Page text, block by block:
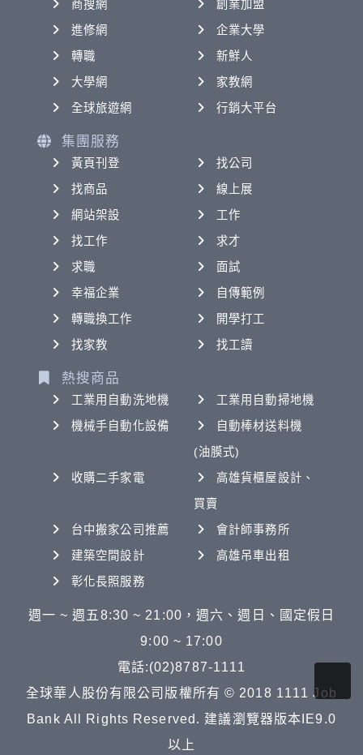
商搜網
創業加盟
進修網
企業大學
轉職
新鮮人
大學網
家教網
全球旅遊網
行銷大平台
集團服務
黃頁刊登
找公司
找商品
線上展
網站架設
工作
找工作
求才
求職
面試
幸福企業
自傳範例
轉職換工作
開學打工
找家教
找工讀
熱搜商品
工業用自動洗地機
工業用自動掃地機
機械手自動化設備
自動棒材送料機
(油膜式)
收購二手家電
高雄貨櫃屋設計、
買賣
台中搬家公司推薦
會計師事務所
建築空間設計
高雄吊車出租
彰化長照服務
週一 ~ 週五8:30 ~ 21:00，週六、週日、國定假日
9:00 ~ 17:00
電話:(02)8787-1111
全球華人股份有限公司版權所有 © 2018 1111 Job
Bank All Rights Reserved. 建議瀏覽器版本IE9.0
以上